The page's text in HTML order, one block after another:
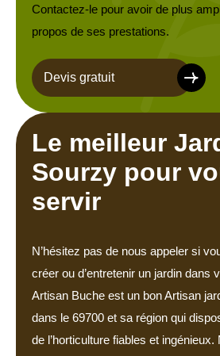
Contactez-le pour avoir de plus
propos de ses prestations.
Devis gratuit
Le meilleur
Sourzy pour
servir
N’hésitez pas de nous appeler si
créer ou d’entretenir un jardin dans
Artisan Buche est un bon Artisan
dans le 69700 et sa région qui
de l’horticulture fiables et